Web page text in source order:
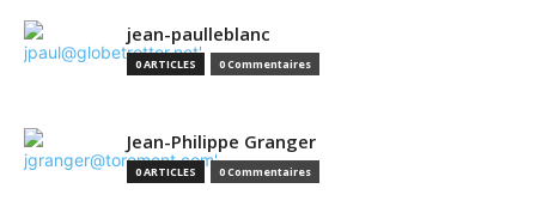
jean-paulleblanc
0 ARTICLES 0 Commentaires
Jean-Philippe Granger
0 ARTICLES 0 Commentaires